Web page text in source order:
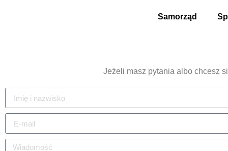
Samorząd
Jeżeli masz pytania albo chcesz